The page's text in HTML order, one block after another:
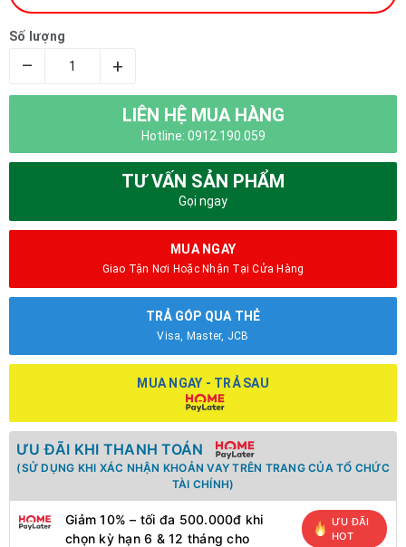
Số lượng
– +
LIÊN HỆ MUA HÀNG
Hotline: 0912.190.059
TƯ VẤN SẢN PHẨM
Gọi ngay
MUA NGAY
Giao Tận Nơi Hoặc Nhận Tại Cửa Hàng
TRẢ GÓP QUA THẺ
Visa, Master, JCB
MUA NGAY - TRẢ SAU
ƯU ĐÃI KHI THANH TOÁN
(SỬ DỤNG KHI XÁC NHẬN KHOẢN VAY TRÊN TRANG CỦA TỔ CHỨC
TÀI CHÍNH)
Giảm 10% – tối đa 500.000đ khi
chọn kỳ hạn 6 & 12 tháng cho
ƯU ĐÃI
HOT